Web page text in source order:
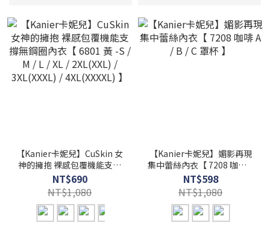
【Kanier卡妮兒】CuSkin 女
神的擁抱 裸感包覆機能支撐
無鋼圈內衣【 6801 黃 -S / M
/ L / XL / 2XL(XXL) /
3XL(XXXL) / 4XL(XXXXL) 】
NT$690
NT$1,080
【Kanier卡妮兒】媚影再現
集中蕾絲內衣【 7208 咖啡 A
/ B / C 罩杯 】
NT$598
NT$1,080